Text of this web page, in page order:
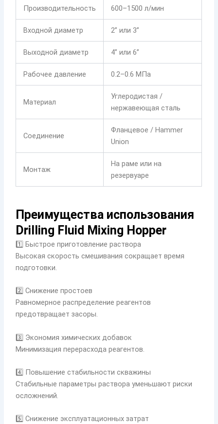
Производительность 600–1500 л/мин
Входной диаметр 2” или 3”
Выходной диаметр 4” или 6”
Рабочее давление 0.2–0.6 МПа
Материал
Углеродистая /
нержавеющая сталь
Соединение
Фланцевое / Hammer
Union
Монтаж
На раме или на
резервуаре
Преимущества использования
Drilling Fluid Mixing Hopper
1️⃣ Быстрое приготовление раствора
Высокая скорость смешивания сокращает время
подготовки.
2️⃣ Снижение простоев
Равномерное распределение реагентов
предотвращает засоры.
3️⃣ Экономия химических добавок
Минимизация перерасхода реагентов.
4️⃣ Повышение стабильности скважины
Стабильные параметры раствора уменьшают риски
осложнений.
5️⃣ Снижение эксплуатационных затрат